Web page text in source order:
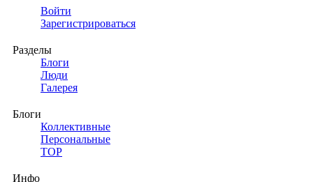
Войти
Зарегистрироваться
Разделы
Блоги
Люди
Галерея
Блоги
Коллективные
Персональные
TOP
Инфо